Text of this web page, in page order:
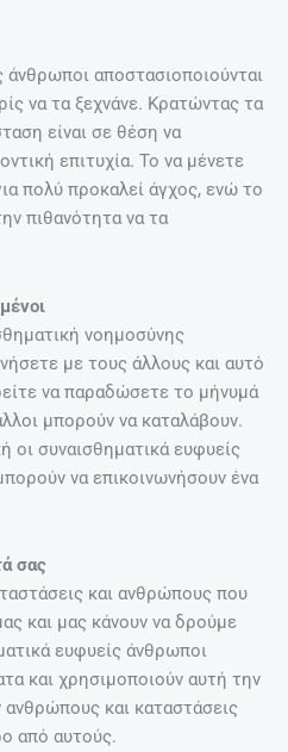
άνθρωποι αποστασιοποιούνται
να τα ξεχνάνε. Κρατώντας τα
είναι σε θέση να
επιτυχία. Το να μένετε
πολύ προκαλεί άγχος, ενώ το
πιθανότητα να τα
νοημοσύνης
με τους άλλους και αυτό
να παραδώσετε το μήνυμά
μπορούν να καταλάβουν.
οι συναισθηματικά ευφυείς
να επικοινωνήσουν ένα
σας
και ανθρώπους που
και μας κάνουν να δρούμε
ευφυείς άνθρωποι
και χρησιμοποιούν αυτή την
και καταστάσεις
από αυτούς.